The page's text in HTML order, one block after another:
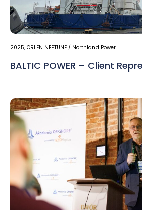
2025, ORLEN NEPTUNE / Northland Power
BALTIC POWER – Client